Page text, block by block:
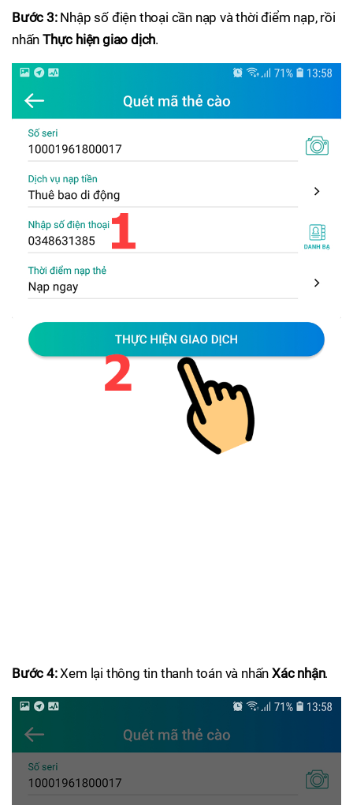
Bước 3:Nhập số điện thoại cần nạp và thời điểm nạp, rồi
nhấn Thực hiện giao dịch.
Bước 4:Xem lại thông tin thanh toán và nhấnXác nhận.